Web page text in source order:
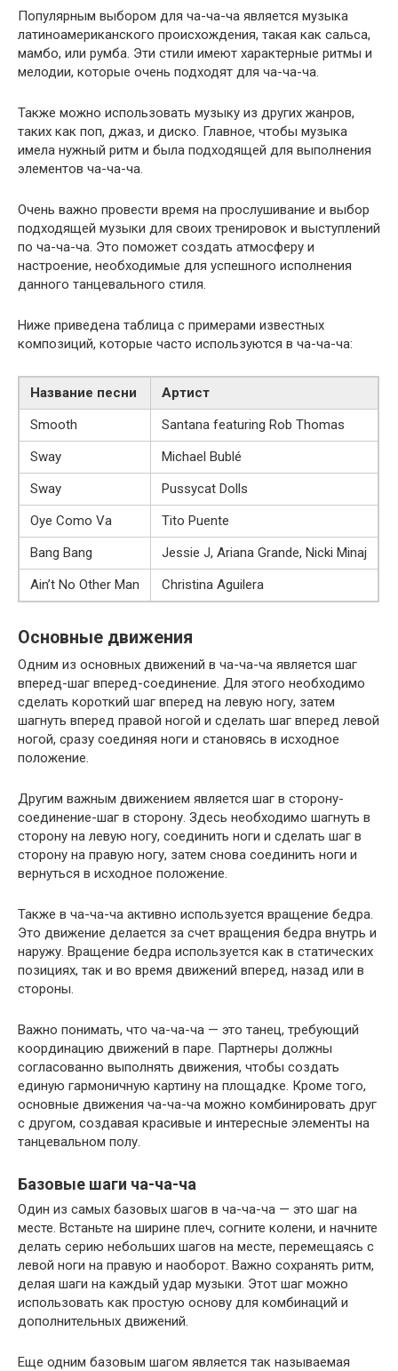
Популярным выбором для ча-ча-ча является музыка
латиноамериканского происхождения, такая как сальса,
мамбо, или румба. Эти стили имеют характерные ритмы и
мелодии, которые очень подходят для ча-ча-ча.
Также можно использовать музыку из других жанров,
таких как поп, джаз, и диско. Главное, чтобы музыка
имела нужный ритм и была подходящей для выполнения
элементов ча-ча-ча.
Очень важно провести время на прослушивание и выбор
подходящей музыки для своих тренировок и выступлений
по ча-ча-ча. Это поможет создать атмосферу и
настроение, необходимые для успешного исполнения
данного танцевального стиля.
Ниже приведена таблица с примерами известных
композиций, которые часто используются в ча-ча-ча:
Название песни
Артист
Smooth
Santana featuring Rob Thomas
Sway
Michael Bublé
Sway
Pussycat Dolls
Oye Como Va
Tito Puente
Bang Bang
Jessie J, Ariana Grande, Nicki Minaj
Ain’t No Other Man
Christina Aguilera
Основные движения
Одним из основных движений в ча-ча-ча является шаг
вперед-шаг вперед-соединение. Для этого необходимо
сделать короткий шаг вперед на левую ногу, затем
шагнуть вперед правой ногой и сделать шаг вперед левой
ногой, сразу соединяя ноги и становясь в исходное
положение.
Другим важным движением является шаг в сторону-
соединение-шаг в сторону. Здесь необходимо шагнуть в
сторону на левую ногу, соединить ноги и сделать шаг в
сторону на правую ногу, затем снова соединить ноги и
вернуться в исходное положение.
Также в ча-ча-ча активно используется вращение бедра.
Это движение делается за счет вращения бедра внутрь и
наружу. Вращение бедра используется как в статических
позициях, так и во время движений вперед, назад или в
стороны.
Важно понимать, что ча-ча-ча — это танец, требующий
координацию движений в паре. Партнеры должны
согласованно выполнять движения, чтобы создать
единую гармоничную картину на площадке. Кроме того,
основные движения ча-ча-ча можно комбинировать друг
с другом, создавая красивые и интересные элементы на
танцевальном полу.
Базовые шаги ча-ча-ча
Один из самых базовых шагов в ча-ча-ча — это шаг на
месте. Встаньте на ширине плеч, согните колени, и начните
делать серию небольших шагов на месте, перемещаясь с
левой ноги на правую и наоборот. Важно сохранять ритм,
делая шаги на каждый удар музыки. Этот шаг можно
использовать как простую основу для комбинаций и
дополнительных движений.
Еще одним базовым шагом является так называемая